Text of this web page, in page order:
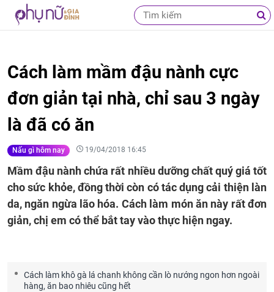
Cách làm mầm đậu nành cực
đơn giản tại nhà, chỉ sau 3 ngày
là đã có ăn
Nấu gì hôm nay 19/04/2018 16:45
Mầm đậu nành chứa rất nhiều dưỡng chất quý giá tốt
cho sức khỏe, đồng thời còn có tác dụng cải thiện làn
da, ngăn ngừa lão hóa. Cách làm món ăn này rất đơn
giản, chị em có thể bắt tay vào thực hiện ngay.
Cách làm khô gà lá chanh không cần lò nướng ngon hơn ngoài
hàng, ăn bao nhiêu cũng hết